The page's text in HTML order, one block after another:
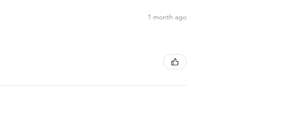
1 month ago